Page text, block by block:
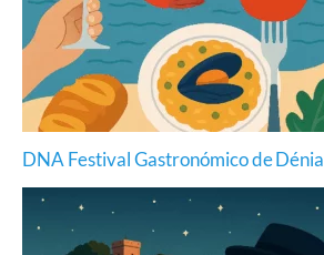
DNA Festival Gastronómico de Dénia